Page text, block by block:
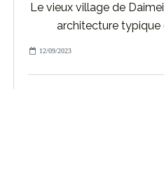
Le vieux village de
architecture typique
12/09/2023